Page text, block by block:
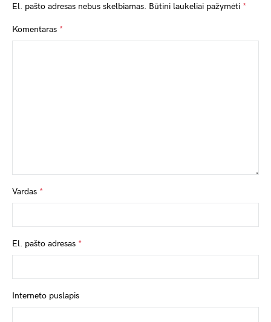
El. pašto adresas nebus skelbiamas. Būtini laukeliai pažymėti *
Komentaras *
Vardas *
El. pašto adresas *
Interneto puslapis